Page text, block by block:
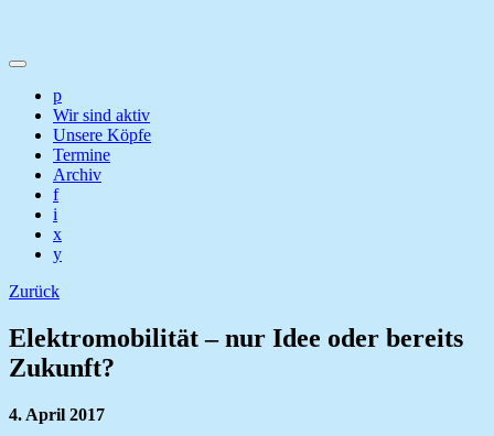
p
Wir sind aktiv
Unsere Köpfe
Termine
Archiv
f
i
x
y
Zurück
Elektromobilität – nur Idee oder bereits
Zukunft?
4. April 2017